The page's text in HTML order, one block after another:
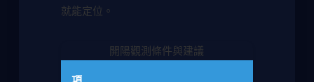
就能定位。
開陽觀測條件與建議